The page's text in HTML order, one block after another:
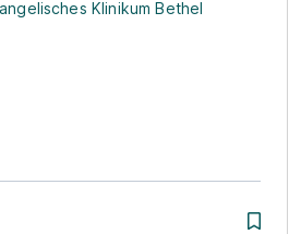
Klinikum Bethel